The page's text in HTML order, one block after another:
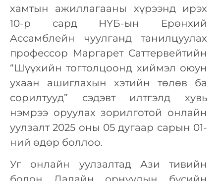
хамтын ажиллагааны хүрээнд ирэх
10-р сард НҮБ-ын Ерөнхий
Ассамблейн чуулганд танилцуулах
профессор Маргарет Саттервейтийн
“Шүүхийн тогтолцоонд хиймэл оюун
ухаан ашиглахын хэтийн төлөв ба
сорилтууд” сэдэвт илтгэлд хувь
нэмрээ оруулах зорилготой онлайн
уулзалт 2025 оны 05 дугаар сарын 01-
ний өдөр боллоо.
Уг онлайн уулзалтад Ази тивийн